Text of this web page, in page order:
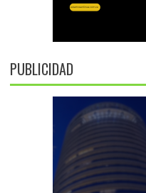
PUBLICIDAD